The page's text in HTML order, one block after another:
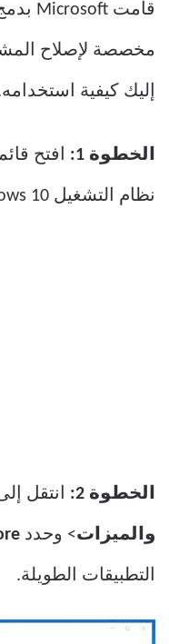
مخصصة لإصلاح
إليك كيفية
الخطوة 1: افتح
نظام التشغيل Windows 10.
الخطوة 2: انتقل
والميزات> وحدد
التطبيقات الطويلة.